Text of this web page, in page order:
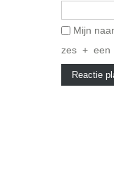
Mijn
zes + een